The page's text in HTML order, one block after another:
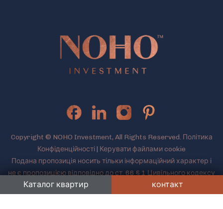
Copyright © NOHO Investment, All Rights Reserved. Політика
Конфіденційності| Керувати файлами cookie
Подана пропозиція носить тільки інформаційний характер і
не є пропозицією відповідно до ст. 66 § 1 Цивільного кодексу
Каталог квартир контакт